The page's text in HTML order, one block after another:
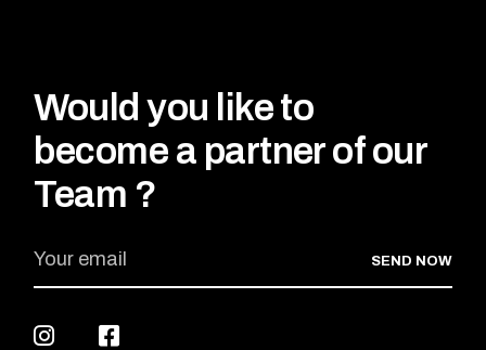
Would you like to
become a partner of our
Team ?
SEND NOW